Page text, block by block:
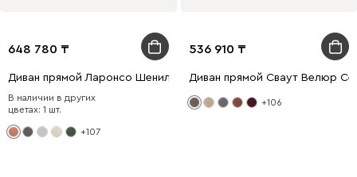
648 780
Диван прямой Ларонсо Шенилл Терракотовый
В наличии в других
цветах: 1 шт.
+107
536 910
Диван прямой Сваут Велюр
+106